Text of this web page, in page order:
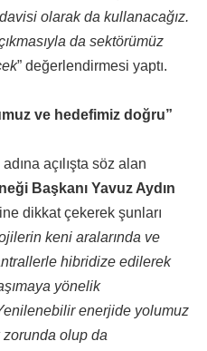
olarak da kullanacağız.
da sektörümüz
” değerlendirmesi yaptı.
ve hedefimiz doğru”
açılışta söz alan
Başkanı Yavuz Aydın
dikkat çekerek şunları
keni aralarında ve
hibridize edilerek
yönelik
enerjide yolumuz
olup da